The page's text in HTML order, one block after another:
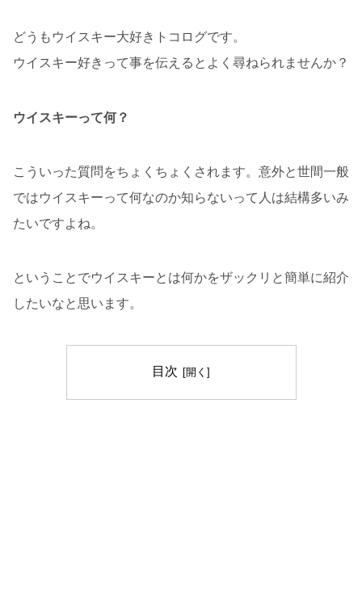
どうもウイスキー大好きトコログです。
ウイスキー好きって事を伝えるとよく尋ねられませんか？
ウイスキーって何？
こういった質問をちょくちょくされます。意外と世間一般
ではウイスキーって何なのか知らないって人は結構多いみ
たいですよね。
ということでウイスキーとは何かをザックリと簡単に紹介
したいなと思います。
目次